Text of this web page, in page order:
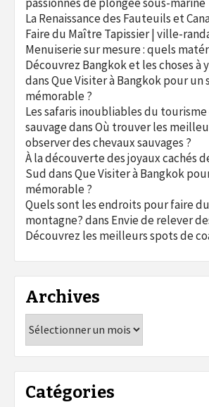
La Renaissance des Fauteuils et
Faire du Maître Tapissier | ville-
Menuiserie sur mesure : quels
Découvrez Bangkok et les choses à
dansQue Visiter à Bangkok pour un
mémorable ?
Les safaris inoubliables du tourisme
sauvagedansOù trouver les
observer des chevaux sauvages ?
À la découverte des joyaux cachés
SuddansQue Visiter à Bangkok
mémorable ?
Quels sont les endroits pour faire
montagne?dans Envie de relever
Découvrez les meilleurs spots de
Archives
Catégories